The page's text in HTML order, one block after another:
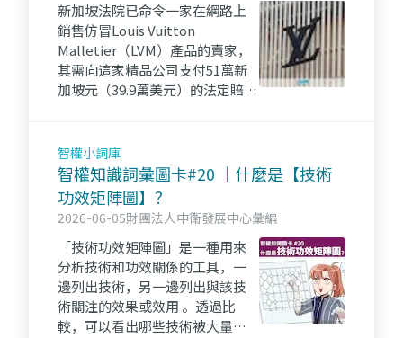
新加坡法院已命令一家在網路上
銷售仿冒Louis Vuitton
Malletier（LVM）產品的賣家，
其需向這家精品公司支付51萬新
加坡元（39.9萬美元）的法定賠償
智權小詞庫
智權知識詞彙圖卡#20 ｜什麼是【技術
功效矩陣圖】？
2026-06-05財團法人中衛發展中心彙編
「技術功效矩陣圖」是一種用來
分析技術和功效關係的工具，一
邊列出技術，另一邊列出與該技
術關注的效果或效用 。透過比
較，可以看出哪些技術被大量研